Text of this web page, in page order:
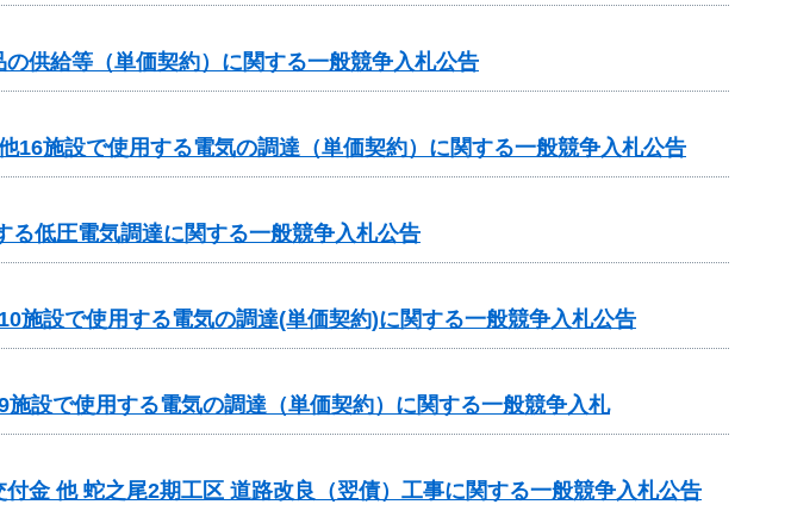
供給等（単価契約）に関する一般競争入札公告
16施設で使用する電気の調達（単価契約）に関する一般競争入札公告
る低圧電気調達に関する一般競争入札公告
設で使用する電気の調達(単価契約)に関する一般競争入札公告
設で使用する電気の調達（単価契約）に関する一般競争入札
金 他 蛇之尾2期工区 道路改良（翌債）工事に関する一般競争入札公告